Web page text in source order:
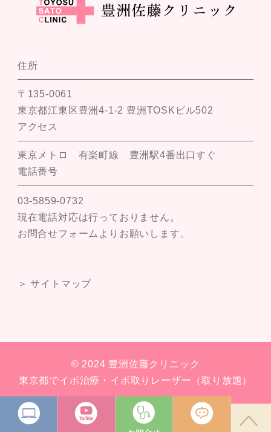
住所
〒135-0061
東京都江東区豊洲4-1-2 豊洲TOSKビル502
アクセス
東京メトロ 有楽町線 豊洲駅4番出口すぐ
電話番号
03-5859-0732
現在電話対応は行っておりません。
お問合せフォームよりお願いします。
＞ サイトマップ
© 2024 豊洲佐藤クリニック
東京都でイボ治療・イボ取りレーザー（取り放題）